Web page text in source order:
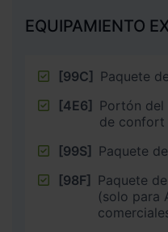
EQUIPAMIENTO
[99C] Paquete
[4E6] Portón del
de confort
[99S] Paquete
[98F] Paquete
(solo para